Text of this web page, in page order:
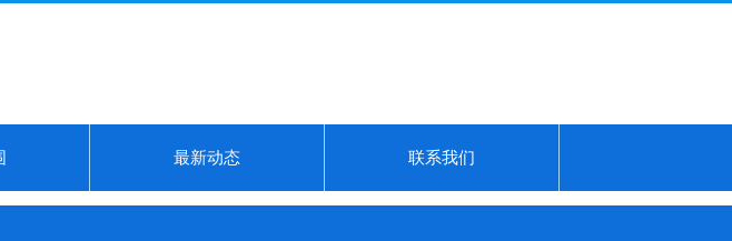
最新动态 联系我们
...